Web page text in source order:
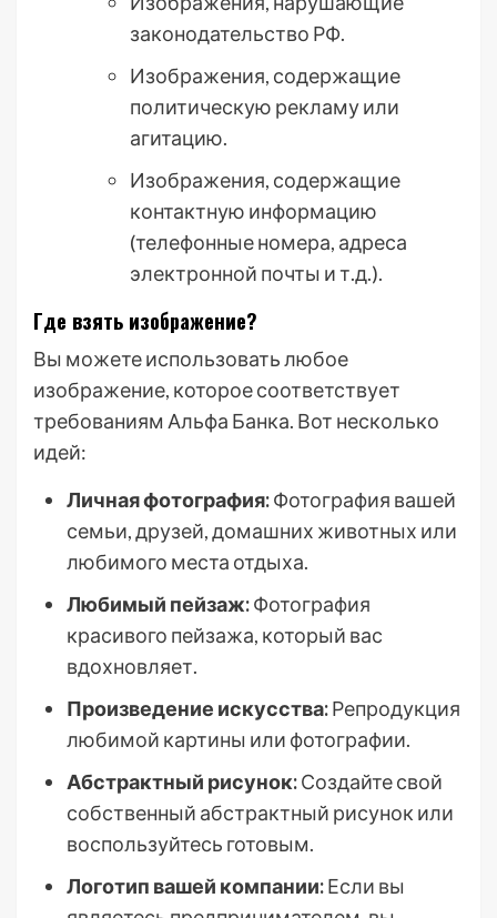
законодательство РФ.
Изображения, содержащие
политическую рекламу или
агитацию.
Изображения, содержащие
контактную информацию
(телефонные номера, адреса
электронной почты и т.д.).
Где взять изображение?
Вы можете использовать любое
изображение, которое соответствует
требованиям Альфа Банка. Вот несколько
идей:
Личная фотография:Фотография вашей
семьи, друзей, домашних животных или
любимого места отдыха.
Любимый пейзаж:Фотография
красивого пейзажа, который вас
вдохновляет.
Произведение искусства:Репродукция
любимой картины или фотографии.
Абстрактный рисунок:Создайте свой
собственный абстрактный рисунок или
воспользуйтесь готовым.
Логотип вашей компании:Если вы